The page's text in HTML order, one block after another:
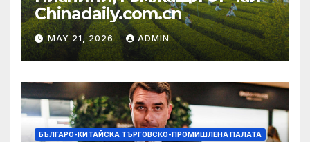
Chinadaily.com.cn
MAY 21, 2026 ADMIN
БЪЛГАРО-КИТАЙСКА ТЪРГОВСКО-ПРОМИШЛЕНА ПАЛАТА